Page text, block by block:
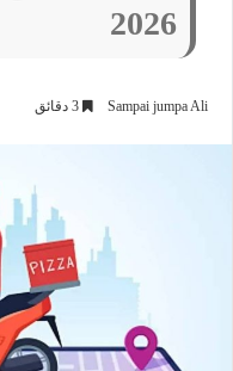
2026
Sampai jumpa Ali